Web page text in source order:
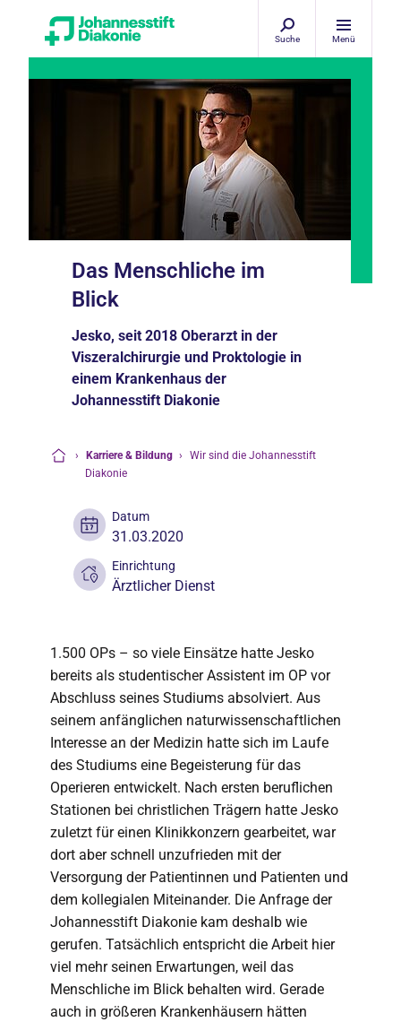
Suche Menü
Das Menschliche im
Blick
Jesko, seit 2018 Oberarzt in der
Viszeralchirurgie und Proktologie in
einem Krankenhaus der
Johannesstift Diakonie
› Karriere & Bildung ›
Wir sind die Johannesstift
Diakonie
Datum
31.03.2020
Einrichtung
Ärztlicher Dienst
1.500 OPs – so viele Einsätze hatte Jesko
bereits als studentischer Assistent im OP vor
Abschluss seines Studiums absolviert. Aus
seinem anfänglichen naturwissenschaftlichen
Interesse an der Medizin hatte sich im Laufe
des Studiums eine Begeisterung für das
Operieren entwickelt. Nach ersten beruflichen
Stationen bei christlichen Trägern hatte Jesko
zuletzt für einen Klinikkonzern gearbeitet, war
dort aber schnell unzufrieden mit der
Versorgung der Patientinnen und Patienten und
dem kollegialen Miteinander. Die Anfrage der
Johannesstift Diakonie kam deshalb wie
gerufen. Tatsächlich entspricht die Arbeit hier
viel mehr seinen Erwartungen, weil das
Menschliche im Blick behalten wird. Gerade
auch in größeren Krankenhäusern hätten